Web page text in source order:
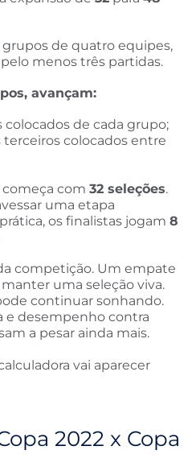
grupos de quatro equipes,
menos três partidas.
avançam:
colocados de cada grupo;
terceiros colocados entre
com 32 seleções.
uma etapa
os finalistas jogam 8
competição. Um empate
uma seleção viva.
continuar sonhando.
e desempenho contra
a pesar ainda mais.
vai aparecer
2022 x Copa